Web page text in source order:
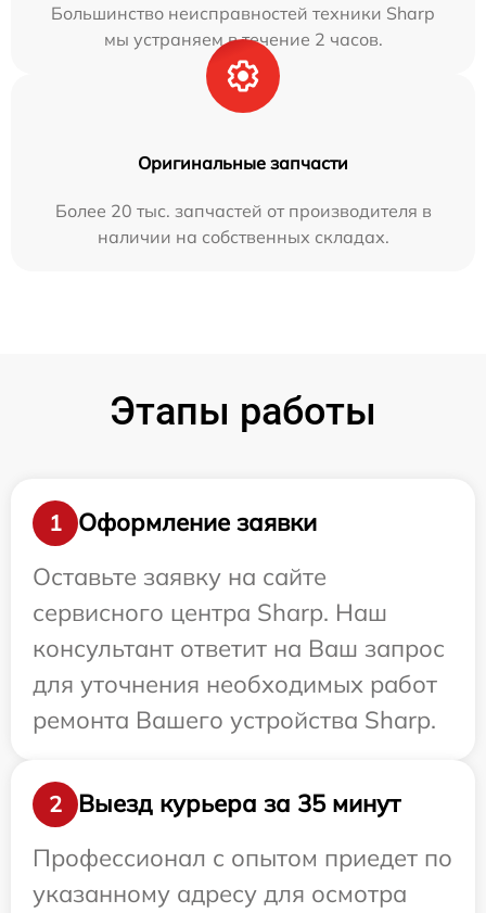
Большинство неисправностей техники Sharp
мы устраняем в течение 2 часов.
Оригинальные запчасти
Более 20 тыс. запчастей от производителя в
наличии на собственных складах.
Этапы работы
1
Оформление заявки
Оставьте заявку на сайте
сервисного центра Sharp. Наш
консультант ответит на Ваш запрос
для уточнения необходимых работ
ремонта Вашего устройства Sharp.
2
Выезд курьера за 35 минут
Профессионал с опытом приедет по
указанному адресу для осмотра